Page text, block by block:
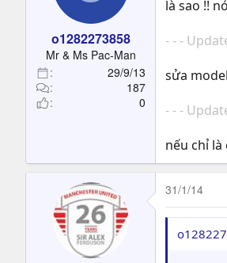
o1282273858
Mr & Ms Pac-Man
29/9/13
187
0
là sao !!
- - -
sửa
- - -
nếu chỉ
31/1/14